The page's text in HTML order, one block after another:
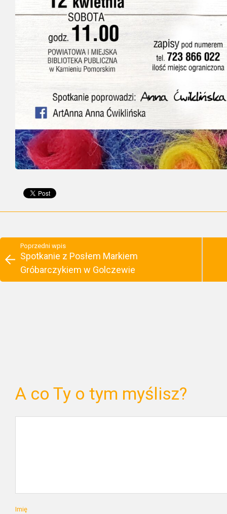
Poprzedni wpis
Spotkanie z Posłem Markiem
Gróbarczykiem w Golczewie
A co Ty o tym myślisz?
Imię